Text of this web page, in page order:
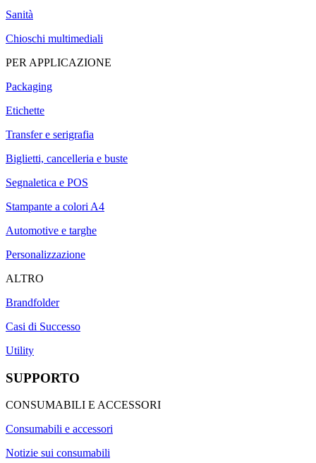
Sanità
Chioschi multimediali
PER APPLICAZIONE
Packaging
Etichette
Transfer e serigrafia
Biglietti, cancelleria e buste
Segnaletica e POS
Stampante a colori A4
Automotive e targhe
Personalizzazione
ALTRO
Brandfolder
Casi di Successo
Utility
SUPPORTO
CONSUMABILI E ACCESSORI
Consumabili e accessori
Notizie sui consumabili